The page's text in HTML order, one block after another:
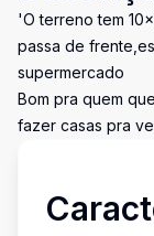
'O terreno tem
passa de
supermercado
Bom pra quem
fazer casas pra